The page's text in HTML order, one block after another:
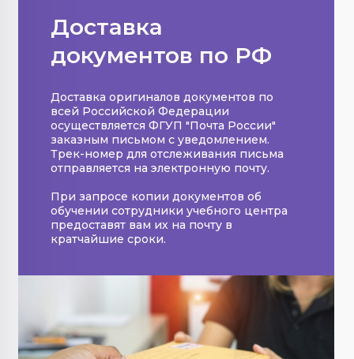
Доставка
документов по РФ
Доставка оригиналов документов по
всей Российской Федерации
осуществляется ФГУП "Почта России"
заказным письмом с уведомлением.
Трек-номер для отслеживания письма
отправляется на электронную почту.
При запросе копии документов об
обучении сотрудники учебного центра
предоставят вам их на почту в
кратчайшие сроки.